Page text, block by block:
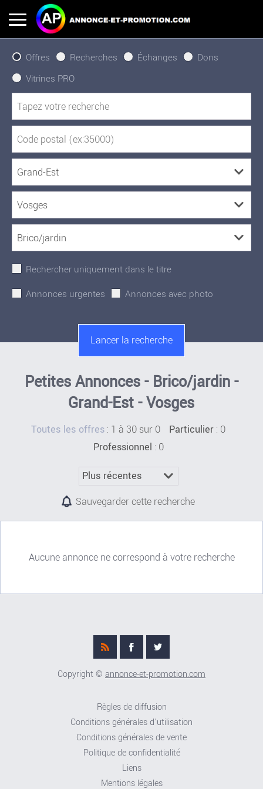
Offres Recherches Échanges
Dons
Vitrines PRO
Rechercher uniquement dans le titre
Annonces urgentes
Annonces avec photo
Petites Annonces - Brico/jardin -
Grand-Est - Vosges
Toutes les offres : 1 à 30 sur 0 Particulier : 0
Professionnel : 0
Sauvegarder cette recherche
Aucune annonce ne correspond à votre recherche
Copyright © annonce-et-promotion.com
Règles de diffusion
Conditions générales d'utilisation
Conditions générales de vente
Politique de confidentialité
Liens
Mentions légales